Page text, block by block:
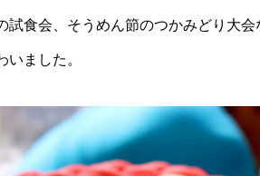
」
集めて、得しよう！か
つながる【島原半島 推し
試食会、そうめん節のつかみどり大
ました。